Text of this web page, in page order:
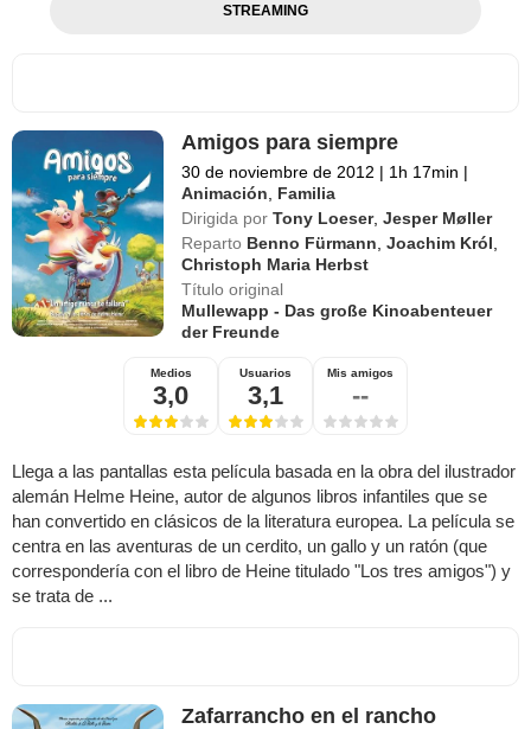
STREAMING
Amigos para siempre
30 de noviembre de 2012 | 1h 17min |
Animación
Familia
Dirigida por Tony Loeser,Jesper Møller
Reparto Benno Fürmann ,Joachim Król
Christoph Maria Herbst
Título original
Mullewapp - Das große Kinoabenteuer
der Freunde
Medios
3,0
Usuarios
3,1
Mis amigos
--
Llega a las pantallas esta película basada en la obra del ilustrador
alemán Helme Heine, autor de algunos libros infantiles que se
han convertido en clásicos de la literatura europea. La película se
centra en las aventuras de un cerdito, un gallo y un ratón (que
correspondería con el libro de Heine titulado "Los tres amigos") y
se trata de ...
Zafarrancho en el rancho